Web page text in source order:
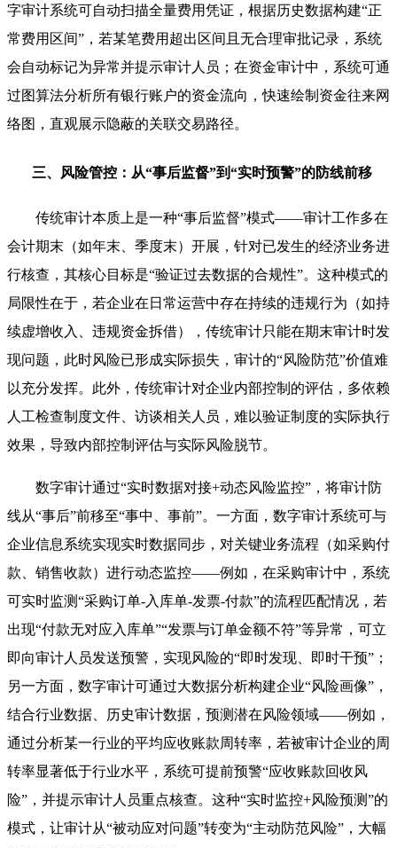
字审计系统可自动扫描全量费用凭证，根据历史数据构建“正
常费用区间”，若某笔费用超出区间且无合理审批记录，系统
会自动标记为异常并提示审计人员；在资金审计中，系统可通
过图算法分析所有银行账户的资金流向，快速绘制资金往来网
络图，直观展示隐蔽的关联交易路径。
三、风险管控：从“事后监督”到“实时预警”的防线前移
传统审计本质上是一种“事后监督”模式——审计工作多在
会计期末（如年末、季度末）开展，针对已发生的经济业务进
行核查，其核心目标是“验证过去数据的合规性”。这种模式的
局限性在于，若企业在日常运营中存在持续的违规行为（如持
续虚增收入、违规资金拆借），传统审计只能在期末审计时发
现问题，此时风险已形成实际损失，审计的“风险防范”价值难
以充分发挥。此外，传统审计对企业内部控制的评估，多依赖
人工检查制度文件、访谈相关人员，难以验证制度的实际执行
效果，导致内部控制评估与实际风险脱节。
数字审计通过“实时数据对接+动态风险监控”，将审计防
线从“事后”前移至“事中、事前”。一方面，数字审计系统可与
企业信息系统实现实时数据同步，对关键业务流程（如采购付
款、销售收款）进行动态监控——例如，在采购审计中，系统
可实时监测“采购订单-入库单-发票-付款”的流程匹配情况，若
出现“付款无对应入库单”“发票与订单金额不符”等异常，可立
即向审计人员发送预警，实现风险的“即时发现、即时干预”；
另一方面，数字审计可通过大数据分析构建企业“风险画像”，
结合行业数据、历史审计数据，预测潜在风险领域——例如，
通过分析某一行业的平均应收账款周转率，若被审计企业的周
转率显著低于行业水平，系统可提前预警“应收账款回收风
险”，并提示审计人员重点核查。这种“实时监控+风险预测”的
模式，让审计从“被动应对问题”转变为“主动防范风险”，大幅